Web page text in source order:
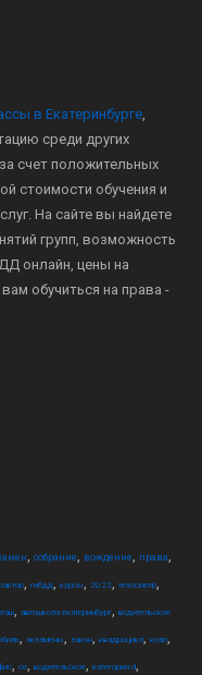
в Екатеринбурге,
среди других
счет положительных
стоимости обучения и
На сайте вы найдете
групп, возможность
онлайн, цены на
обучиться на права -
, собрание, вождение, права,
, гибдд, курсы, 2022, техосмотр,
, автошкола екатеринбург, водительское
, экзамены, закон, квадроцикл, коап,
, ce, водительское, категория d,